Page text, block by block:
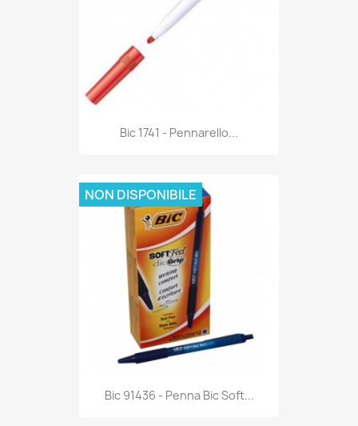
Anteprima
Bic 1741 - Pennarello...
Anteprima
Bic 91436 - Penna Bic Soft...
NON DISPONIBILE